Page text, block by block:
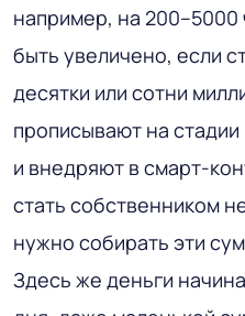
например, на
быть увеличено, если
десятки или сотни
прописывают на
и внедряют в смарт-
стать собственником
нужно собирать эти
Здесь же деньги